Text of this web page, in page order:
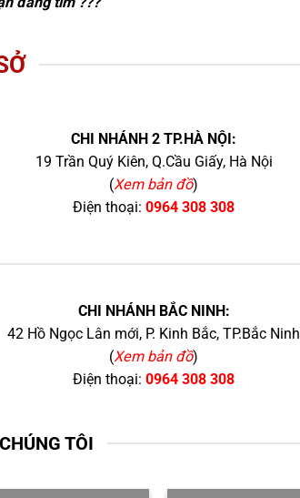
CHI NHÁNH 2 TP.HÀ NỘI:
19 Trần Quý Kiên, Q.Cầu Giấy, Hà Nội
(Xem bản đồ)
Điện thoại: 0964 308 308
CHI NHÁNH BẮC NINH:
42 Hồ Ngọc Lân mới, P. Kinh Bắc, TP.Bắc Ninh
(Xem bản đồ)
Điện thoại: 0964 308 308
TÔI